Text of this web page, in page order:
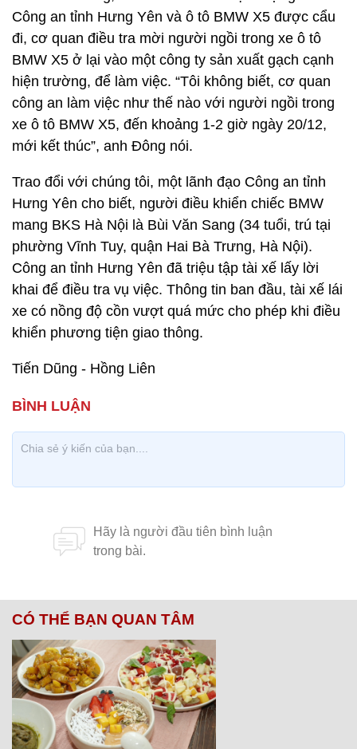
Công an tỉnh Hưng Yên và ô tô BMW X5 được cẩu
đi, cơ quan điều tra mời người ngồi trong xe ô tô
BMW X5 ở lại vào một công ty sản xuất gạch cạnh
hiện trường, để làm việc. “Tôi không biết, cơ quan
công an làm việc như thế nào với người ngồi trong
xe ô tô BMW X5, đến khoảng 1-2 giờ ngày 20/12,
mới kết thúc”, anh Đông nói.
Trao đổi với chúng tôi, một lãnh đạo Công an tỉnh
Hưng Yên cho biết, người điều khiển chiếc BMW
mang BKS Hà Nội là Bùi Văn Sang (34 tuổi, trú tại
phường Vĩnh Tuy, quận Hai Bà Trưng, Hà Nội).
Công an tỉnh Hưng Yên đã triệu tập tài xế lấy lời
khai để điều tra vụ việc. Thông tin ban đầu, tài xế lái
xe có nồng độ cồn vượt quá mức cho phép khi điều
khiển phương tiện giao thông.
Tiến Dũng - Hồng Liên
CÓ THỂ BẠN QUAN TÂM